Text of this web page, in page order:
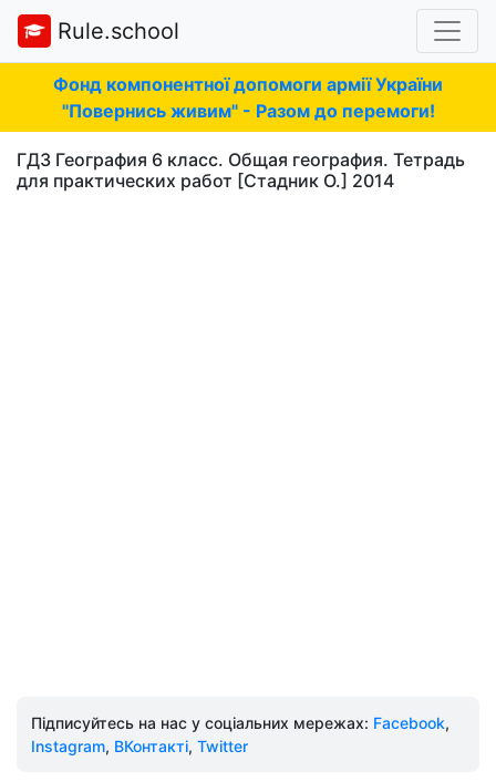
Rule.school
Фонд компонентної допомоги армії України
"Повернись живим" - Разом до перемоги!
ГДЗ География 6 класс. Общая география. Тетрадь
для практических работ [Стадник О.] 2014
Підписуйтесь на нас у соціальних мережах: Facebook,
Instagram, ВКонтакті, Twitter